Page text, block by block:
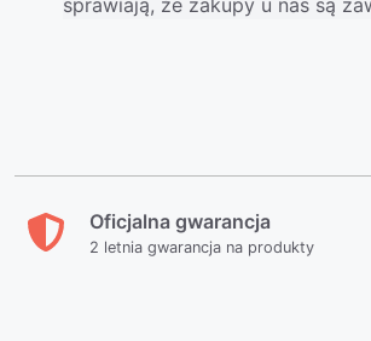
Oficjalna gwarancja
2 letnia gwarancja na produkty